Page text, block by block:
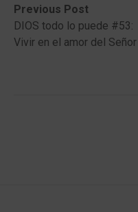
Post
navigation
Previous Post
Previous
post:DIOS todo lo puede #53:
Vivir en el amor del Señor
Next
post: